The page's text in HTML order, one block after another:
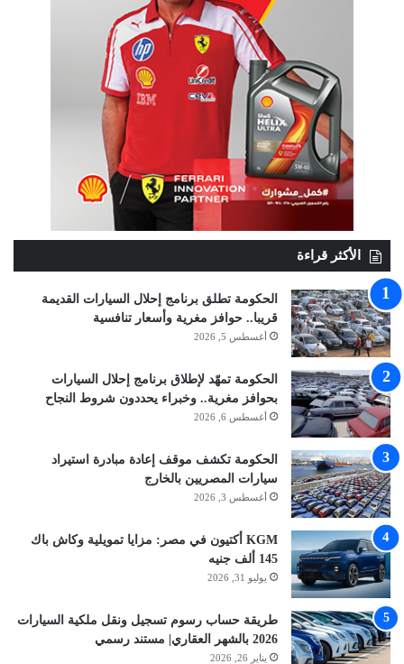
الأكثر قراءة
الحكومة تطلق برنامج إحلال السيارات القديمة
قريبا.. حوافز مغرية وأسعار تنافسية
أغسطس 5, 2026
الحكومة تمهّد لإطلاق برنامج إحلال السيارات
بحوافز مغرية.. وخبراء يحددون شروط النجاح
أغسطس 6, 2026
الحكومة تكشف موقف إعادة مبادرة استيراد
سيارات المصريين بالخارج
أغسطس 3, 2026
KGM أكتيون في مصر: مزايا تمويلية وكاش باك
145 ألف جنيه
يوليو 31, 2026
طريقة حساب رسوم تسجيل ونقل ملكية السيارات
2026 بالشهر العقاري| مستند رسمي
يناير 26, 2026